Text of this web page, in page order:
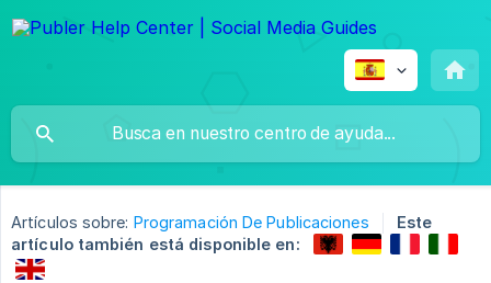
Artículos sobre: Programación De Publicaciones
Este
artículo también está disponible en: